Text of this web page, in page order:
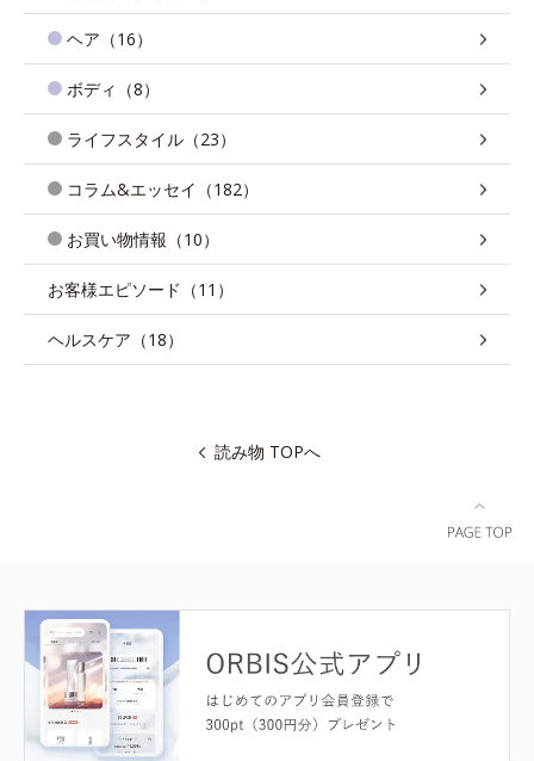
ヘア（16）
ボディ（8）
ライフスタイル（23）
コラム&エッセイ（182）
お買い物情報（10）
お客様エピソード（11）
ヘルスケア（18）
読み物 TOPへ